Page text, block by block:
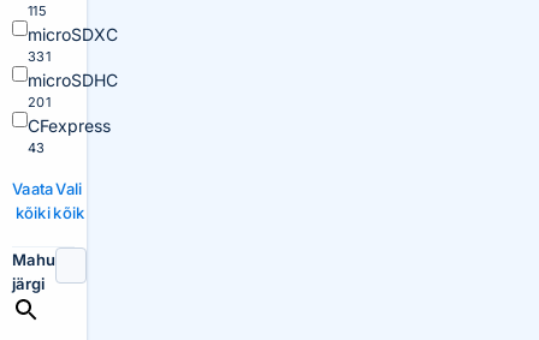
115
microSDXC
331
microSDHC
201
CFexpress
43
Vaata
kõiki
Vali
kõik
Mahu
järgi